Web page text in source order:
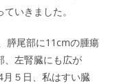
いきました。
膵尾部に11cmの腫瘍
、左腎臓にも広が
５日、私はすい臓